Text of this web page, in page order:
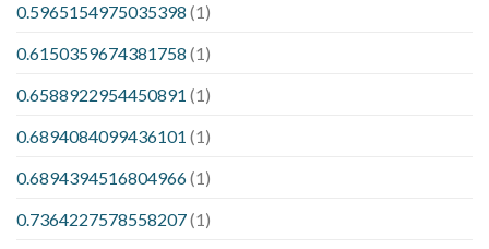
0.5965154975035398 (1)
0.6150359674381758 (1)
0.6588922954450891 (1)
0.6894084099436101 (1)
0.6894394516804966(1)
0.7364227578558207(1)